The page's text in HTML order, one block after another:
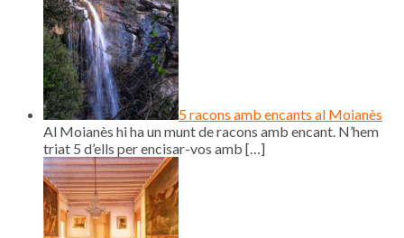
5 racons amb encants al Moianès
Al Moianès hi ha un munt de racons amb encant. N’hem
triat 5 d’ells per encisar-vos amb […]